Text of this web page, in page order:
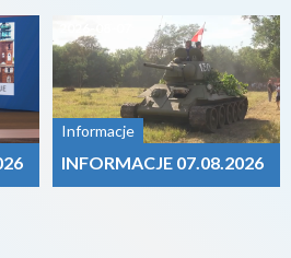
Informacje
INFORMACJE 07.08.2026